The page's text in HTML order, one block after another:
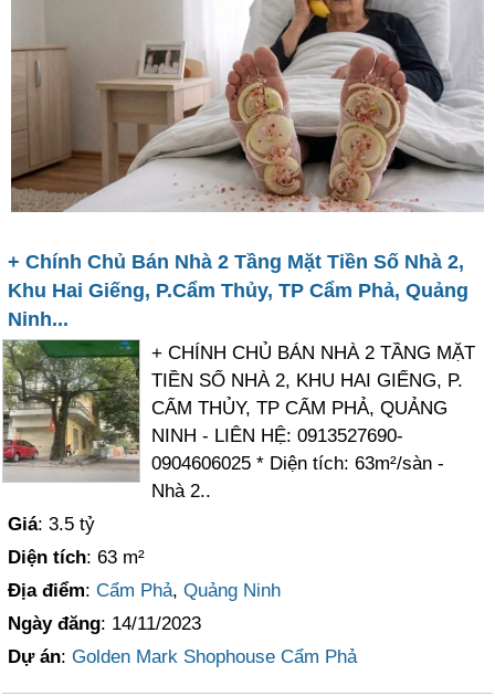
+ Chính Chủ Bán Nhà 2 Tầng Mặt Tiền Số Nhà 2,
Khu Hai Giếng, P.Cẩm Thủy, TP Cẩm Phả, Quảng
Ninh...
+ CHÍNH CHỦ BÁN NHÀ 2 TẦNG MẶT
TIỀN SỐ NHÀ 2, KHU HAI GIẾNG, P.
CẨM THỦY, TP CẨM PHẢ, QUẢNG
NINH - LIÊN HỆ: 0913527690-
0904606025 * Diện tích: 63m²/sàn -
Nhà 2..
Giá: 3.5 tỷ
Diện tích: 63 m²
Địa điểm:Cẩm Phả,Quảng Ninh
Ngày đăng: 14/11/2023
Dự án:Golden Mark Shophouse Cẩm Phả